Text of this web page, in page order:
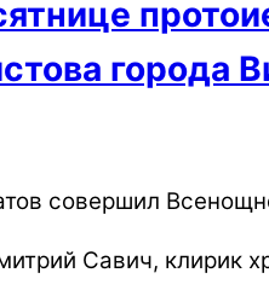
города
совершил
Савич, клирик